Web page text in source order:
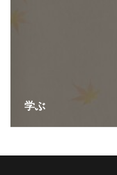
学ぶ